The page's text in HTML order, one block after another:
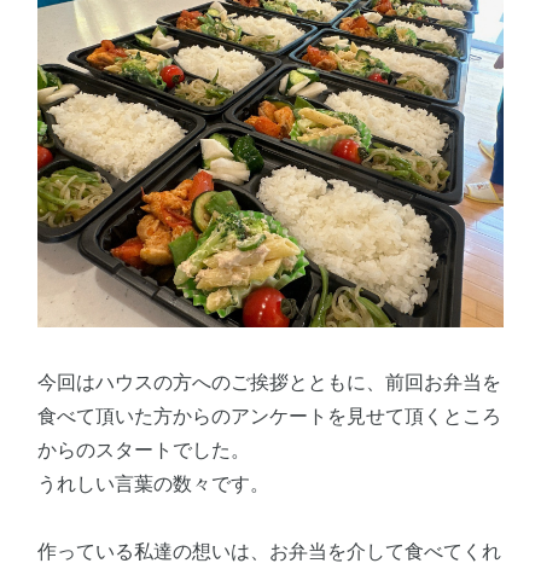
今回はハウスの方へのご挨拶とともに、前回お弁当を
食べて頂いた方からのアンケートを見せて頂くところ
からのスタートでした。
うれしい言葉の数々です。
作っている私達の想いは、お弁当を介して食べてくれ